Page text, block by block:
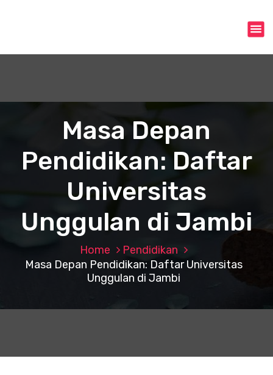
o
Masa Depan
Pendidikan: Daftar
Universitas
Unggulan di Jambi
Home
Pendidikan
Masa Depan Pendidikan: Daftar Universitas
Unggulan di Jambi